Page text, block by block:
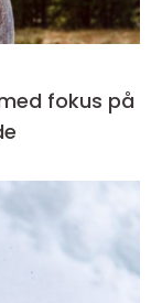
fokus på